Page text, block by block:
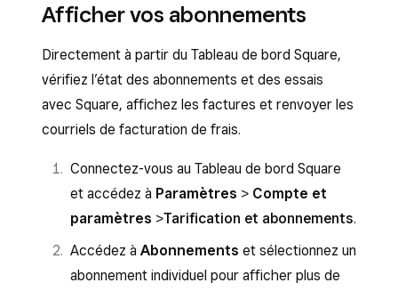
Afficher vos abonnements
Directement à partir du Tableau de bord Square,
vérifiez l’état des abonnements et des essais
avec Square, affichez les factures et renvoyer les
courriels de facturation de frais.
Connectez-vous au Tableau de bord Square
et accédez à Paramètres > Compte et
paramètres >Tarification et abonnements.
Accédez à Abonnements et sélectionnez un
abonnement individuel pour afficher plus de